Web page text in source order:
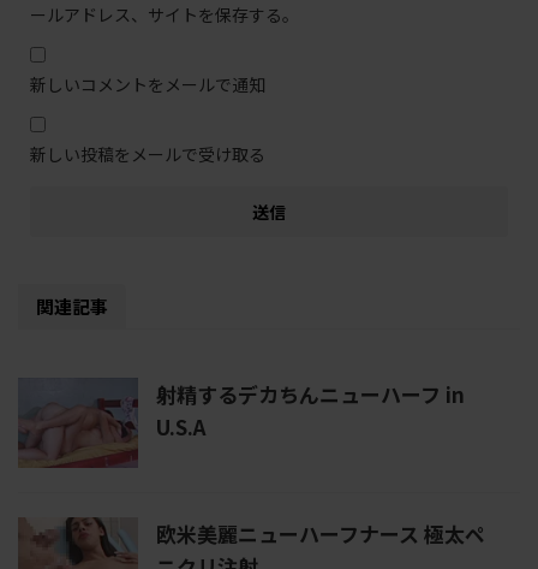
ールアドレス、サイトを保存する。
新しいコメントをメールで通知
新しい投稿をメールで受け取る
関連記事
射精するデカちんニューハーフ in
U.S.A
欧米美麗ニューハーフナース 極太ペ